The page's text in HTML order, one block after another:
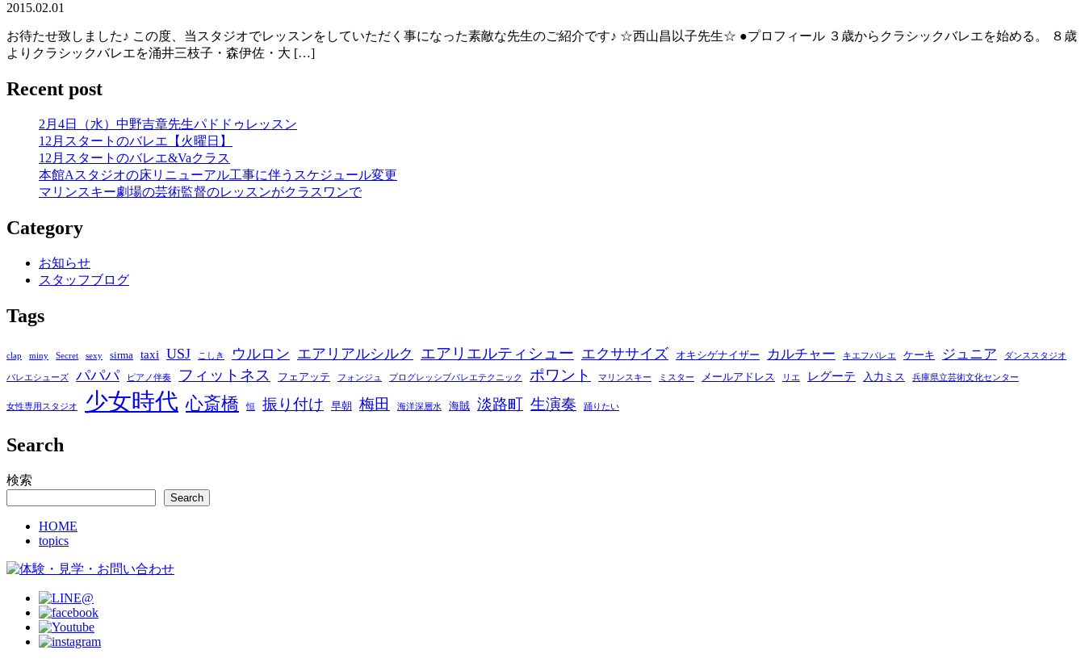
2015.02.01
お待たせ致しました♪ この度、当スタジオでレッスンをしていただく事になった素敵な先生のご紹介です♪ ☆西山昌以子先生☆ ●プロフィール ３歳からクラシックバレエを始める。 ８歳
よりクラシックバレエを涌井三枝子・森伊佐・大 […]
Recent post
2月4日（水）中野吉章先生パドドゥレッスン
12月スタートのバレエ【火曜日】
12月スタートのバレエ&Vaクラス
本館Aスタジオの床リニューアル工事に伴うスケジュール変更
マリンスキー劇場の芸術監督のレッスンがクラスワンで
Category
お知らせ
スタッフブログ
Tags
clap miny Secret sexy sirma taxi USJ こしき ウルロン エアリアルシルク エアリエルティシュー エクササイズ オキシゲナイザー カルチャー キエフバレエ ケーキ ジュニア ダンススタジオ
バレエシューズ パパパ ピアノ伴奏 フィットネス フェアッテ フォンジュ プログレッシブバレエテクニック ポワント マリンスキー ミスター メールアドレス リエ レグーテ 入力ミス 兵庫県立芸術文化センター
女性専用スタジオ 少女時代 心斎橋 恒 振り付け 早朝 梅田 海洋深層水 海賊 淡路町 生演奏 踊りたい
Search
検索
Search
HOME
topics